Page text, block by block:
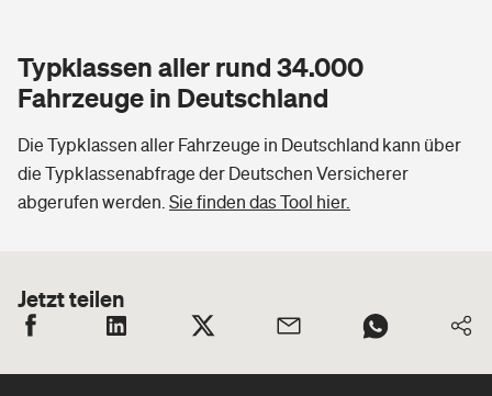
Typklassen aller rund 34.000
Fahrzeuge in Deutschland
Die Typklassen aller Fahrzeuge in Deutschland kann über
die Typklassenabfrage der Deutschen Versicherer
abgerufen werden. Sie finden das Tool hier.
Jetzt teilen